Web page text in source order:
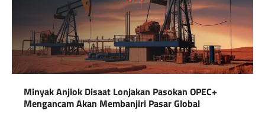
Minyak Anjlok Disaat Lonjakan Pasokan OPEC+
Mengancam Akan Membanjiri Pasar Global